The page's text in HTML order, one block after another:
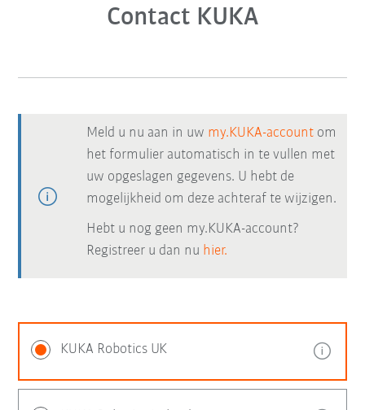
Contact KUKA
Meld u nu aan in uw my.KUKA-account om
het formulier automatisch in te vullen met
uw opgeslagen gegevens. U hebt de
mogelijkheid om deze achteraf te wijzigen.
Hebt u nog geen my.KUKA-account?
Registreer u dan nu hier.
KUKA Robotics UK